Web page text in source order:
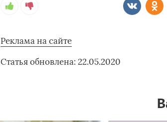
Реклама на сайте
Статья обновлена: 22.05.2020